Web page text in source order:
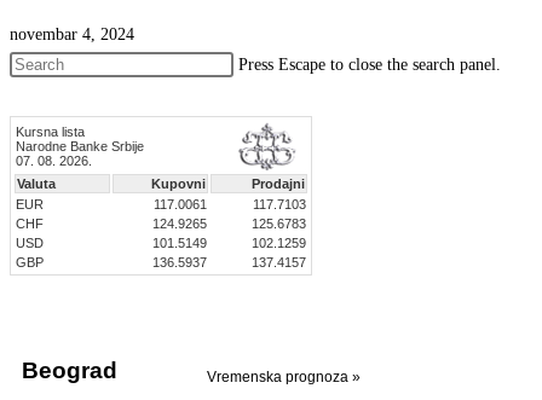
novembar 4, 2024
Press Escape to close the search panel.